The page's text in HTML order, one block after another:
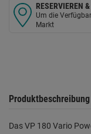
RESERVIEREN
Um die
Markt
Produktbeschreibung
Das VP 180 Vario